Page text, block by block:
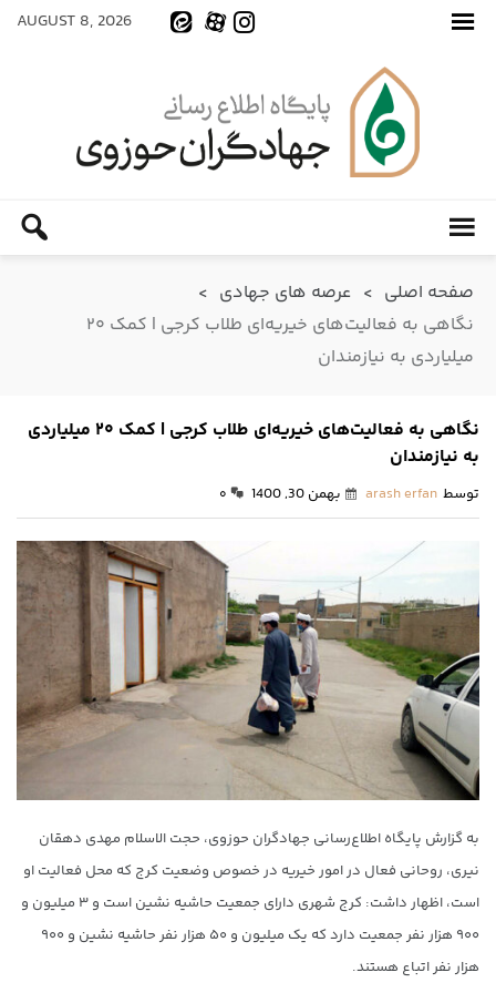
AUGUST 8, 2026
صفحه اصلی > عرصه های جهادی >
نگاهی به فعالیت‌های خیریه‌ای طلاب کرجی | کمک ۲۰
میلیاردی به نیازمندان
نگاهی به فعالیت‌های خیریه‌ای طلاب کرجی | کمک ۲۰ میلیاردی
به نیازمندان
توسط arash erfan بهمن 30, 1400 ۰
به گزارش پایگاه اطلاع‌رسانی جهادگران حوزوی، حجت الاسلام مهدی دهقان
نیری، روحانی فعال در امور خیریه در خصوص وضعیت کرج که محل فعالیت او
است، اظهار داشت: کرج شهری دارای جمعیت حاشیه نشین است و ۳ میلیون و
۹۰۰ هزار نفر جمعیت دارد که یک میلیون و ۵۰ هزار نفر حاشیه نشین و ۹۰۰
هزار نفر اتباع هستند.